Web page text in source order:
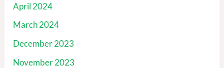
April 2024
March 2024
December 2023
November 2023